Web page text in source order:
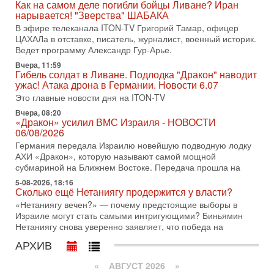
по вопросам безопасности, офицер запаса
Международного управления полиции Израиля, автор
31-07-2026, 09:02
Битва за разоружение ХАМАСа - НОВОСТИ
31/07/2026
Сегодня президент США Дональд Трамп заявил о
достижении исторического соглашения о полном
разоружении ХАМАСа и других вооруженных группировок в
30-07-2026, 17:59
Иран доведет Трампа до крайних мер? Разбор и
оценка от военного обозревателя Давида Шарпа
Ситуация вокруг противостояния Ирана и США накаляется
с каждым днем. Почему Трамп в самый последний момент
отменил решение о нанесении тяжелых ударов
30-07-2026, 16:54
Покупатель авиакомпании «Аркия» намерен
запретить полеты по субботам!
Вокруг возможной продажи авиакомпании «Аркия»
разгорается громкий конфликт.
30-07-2026, 08:16
Трамп готовит удар по Ирану - НОВОСТИ 30/07/2026
Президент США Дональд Трамп сегодня рассматривает
Как на самом деле погибли бойцы Ливане? Иран
нарывается! "Зверства" ШАБАКА
В эфире телеканала ITON-TV Григорий Тамар, офицер
ЦАХАЛа в отставке, писатель, журналист, военный историк.
Ведет программу Александр Гур-Арье.
Вчера, 11:59
Гибель солдат в Ливане. Подлодка "Дракон" наводит
ужас! Атака дрона в Германии. Новости 6.07
Это главные новости дня на ITON-TV
Вчера, 08:20
«Дракон» усилил ВМС Израиля - НОВОСТИ
06/08/2026
Германия передала Израилю новейшую подводную лодку
АХИ «Дракон», которую называют самой мощной
субмариной на Ближнем Востоке. Передача прошла на
5-08-2026, 18:16
Сколько ещё Нетаниягу продержится у власти?
«Нетаниягу вечен?» — почему предстоящие выборы в
Израиле могут стать самыми интригующими? Биньямин
Нетаниягу снова уверенно заявляет, что победа на
АРХИВ
« АВГУСТ 2026 »